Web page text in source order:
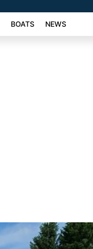
BOATS NEWS